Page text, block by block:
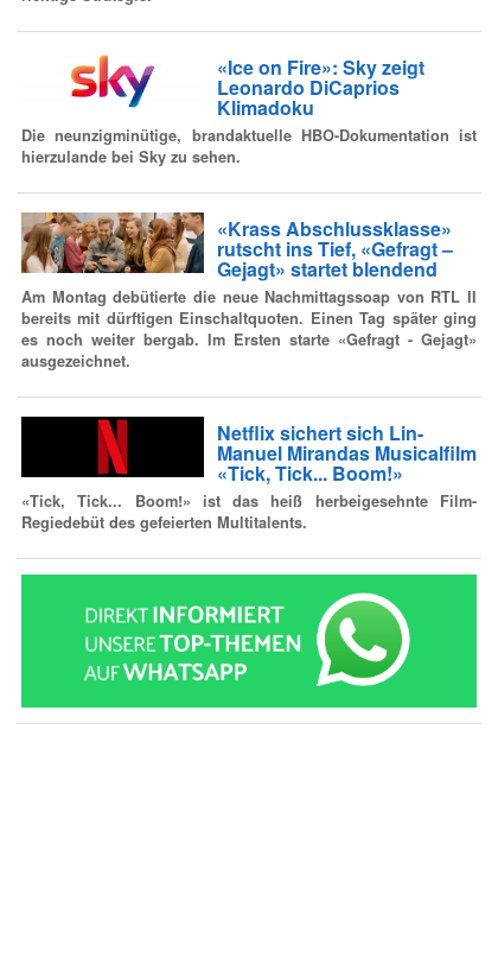
«Ice on Fire»: Sky zeigt
Leonardo DiCaprios
Klimadoku
Die neunzigminütige, brandaktuelle HBO-Dokumentation ist
hierzulande bei Sky zu sehen.
«Krass Abschlussklasse»
rutscht ins Tief, «Gefragt –
Gejagt» startet blendend
Am Montag debütierte die neue Nachmittagssoap von RTL II
bereits mit dürftigen Einschaltquoten. Einen Tag später ging
es noch weiter bergab. Im Ersten starte «Gefragt - Gejagt»
ausgezeichnet.
Netflix sichert sich Lin-
Manuel Mirandas Musicalfilm
«Tick, Tick... Boom!»
«Tick, Tick... Boom!» ist das heiß herbeigesehnte Film-
Regiedebüt des gefeierten Multitalents.